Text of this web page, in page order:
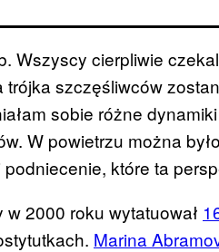
Wszyscy cierpliwie
trójka szczęśliwców
sobie różne
W powietrzu można
które ta
2000 roku wytatuował
Marina